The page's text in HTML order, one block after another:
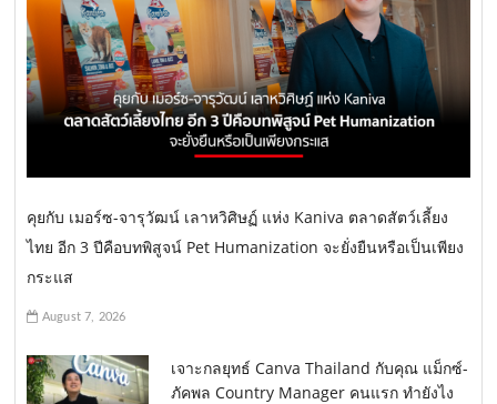
คุยกับ เมอร์ซ-จารุวัฒน์ เลาหวิศิษฏ์ แห่ง Kaniva ตลาดสัตว์เลี้ยง
ไทย อีก 3 ปีคือบทพิสูจน์ Pet Humanization จะยั่งยืนหรือเป็นเพียง
กระแส
August 7, 2026
เจาะกลยุทธ์ Canva Thailand กับคุณ แม็กซ์-
ภัคพล Country Manager คนแรก ทำยังไง